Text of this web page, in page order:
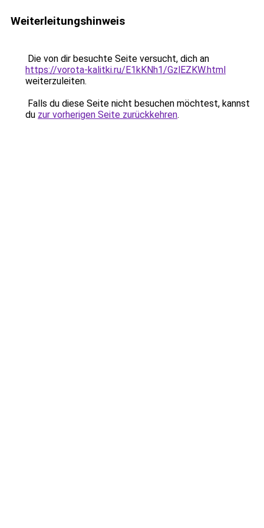
Weiterleitungshinweis
Die von dir besuchte Seite versucht, dich an
https://vorota-kalitki.ru/E1kKNh1/GzlEZKW.html
weiterzuleiten.
Falls du diese Seite nicht besuchen möchtest, kannst
du zur vorherigen Seite zurückkehren.